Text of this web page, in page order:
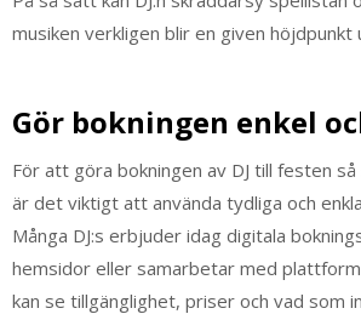
musiken verkligen blir en given höjdpunkt
Gör bokningen enkel
För att göra bokningen av DJ till festen
är det viktigt att använda tydliga och
Många DJ:s erbjuder idag digitala
hemsidor eller samarbetar med
kan se tillgänglighet, priser och vad som